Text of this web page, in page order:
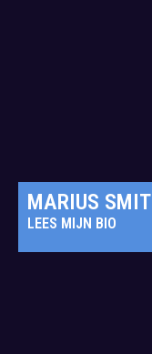
MARIUS SMIT
LEES MIJN BIO